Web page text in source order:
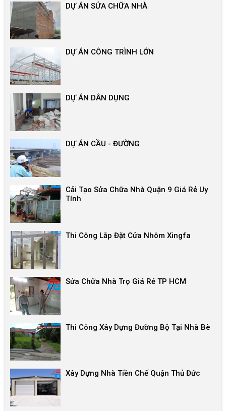
DỰ ÁN SỬA CHỮA NHÀ
DỰ ÁN CÔNG TRÌNH LỚN
DỰ ÁN DÂN DỤNG
DỰ ÁN CẦU - ĐƯỜNG
Cải Tạo Sửa Chữa Nhà Quận 9 Giá Rẻ Uy
Tính
Thi Công Lắp Đặt Cửa Nhôm Xingfa
Sửa Chữa Nhà Trọ Giá Rẻ TP HCM
Thi Công Xây Dựng Đường Bộ Tại Nhà Bè
Xây Dựng Nhà Tiền Chế Quận Thủ Đức